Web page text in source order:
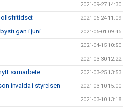
2021-09-27 14:30
2021-06-24 11:09
i juni 2021-06-01 09:45
2021-04-15 10:50
2021-03-30 12:22
samarbete 2021-03-25 13:53
invalda i styrelsen 2021-03-10 15:00
2021-03-10 13:18